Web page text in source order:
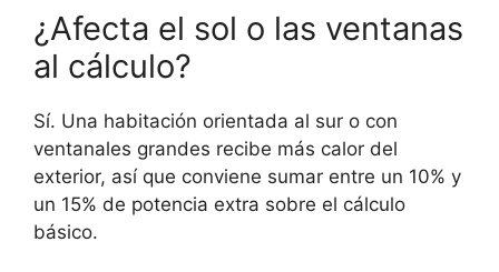
¿Afecta el sol o las ventanas
al cálculo?
Sí. Una habitación orientada al sur o con
ventanales grandes recibe más calor del
exterior, así que conviene sumar entre un 10% y
un 15% de potencia extra sobre el cálculo
básico.